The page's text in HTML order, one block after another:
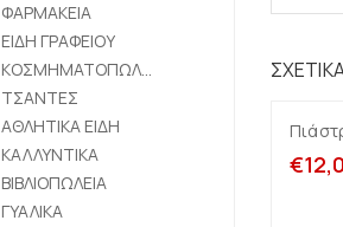
€
ΦΑΡΜΑΚΕΙΑ
ΕΙΔΗ ΓΡΑΦΕΙΟΥ
ΚΟΣΜΗΜΑΤΟΠΩΛΕΙΑ
ΤΣΑΝΤΕΣ
ΑΘΛΗΤΙΚΑ ΕΙΔΗ
ΚΑΛΛΥΝΤΙΚΑ
ΒΙΒΛΙΟΠΩΛΕΙΑ
ΓΥΑΛΙΚΑ